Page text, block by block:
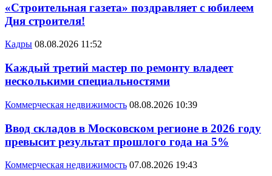
«Строительная газета» поздравляет с юбилеем
Дня строителя!
Кадры 08.08.2026 11:52
Каждый третий мастер по ремонту владеет
несколькими специальностями
Коммерческая недвижимость 08.08.2026 10:39
Ввод складов в Московском регионе в 2026 году
превысит результат прошлого года на 5%
Коммерческая недвижимость 07.08.2026 19:43